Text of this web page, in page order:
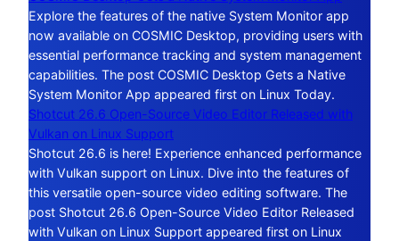
Explore the features of the native System Monitor app
now available on COSMIC Desktop, providing users with
essential performance tracking and system management
capabilities. The post COSMIC Desktop Gets a Native
System Monitor App appeared first on Linux Today.
Shotcut 26.6 Open-Source Video Editor Released with
Vulkan on Linux Support
Shotcut 26.6 is here! Experience enhanced performance
with Vulkan support on Linux. Dive into the features of
this versatile open-source video editing software. The
post Shotcut 26.6 Open-Source Video Editor Released
with Vulkan on Linux Support appeared first on Linux